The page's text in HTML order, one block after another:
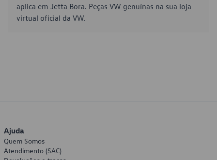
aplica em Jetta Bora. Peças VW genuínas na sua loja
virtual oficial da VW.
Ajuda
Quem Somos
Atendimento (SAC)